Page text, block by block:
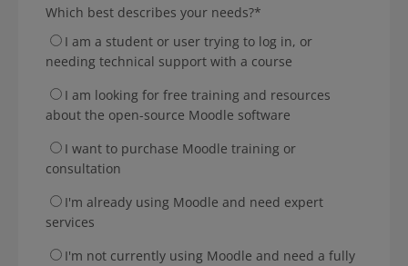
Which best describes your needs?*
I am a student or user trying to log in, or
needing technical support with a course
I am looking for free training and resources
about the open-source Moodle software
I want to purchase Moodle training or
consultation
I'm already using Moodle and need expert
services
I'm not currently using Moodle and need a fully